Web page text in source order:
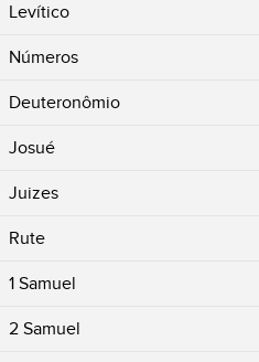
Levítico
Números
Deuteronômio
Josué
Juizes
Rute
1 Samuel
2 Samuel